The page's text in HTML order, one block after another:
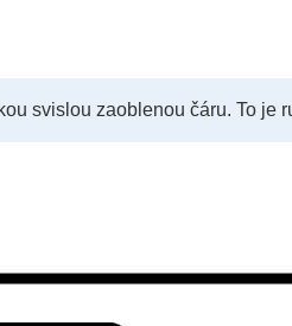
svislou zaoblenou čáru. To je